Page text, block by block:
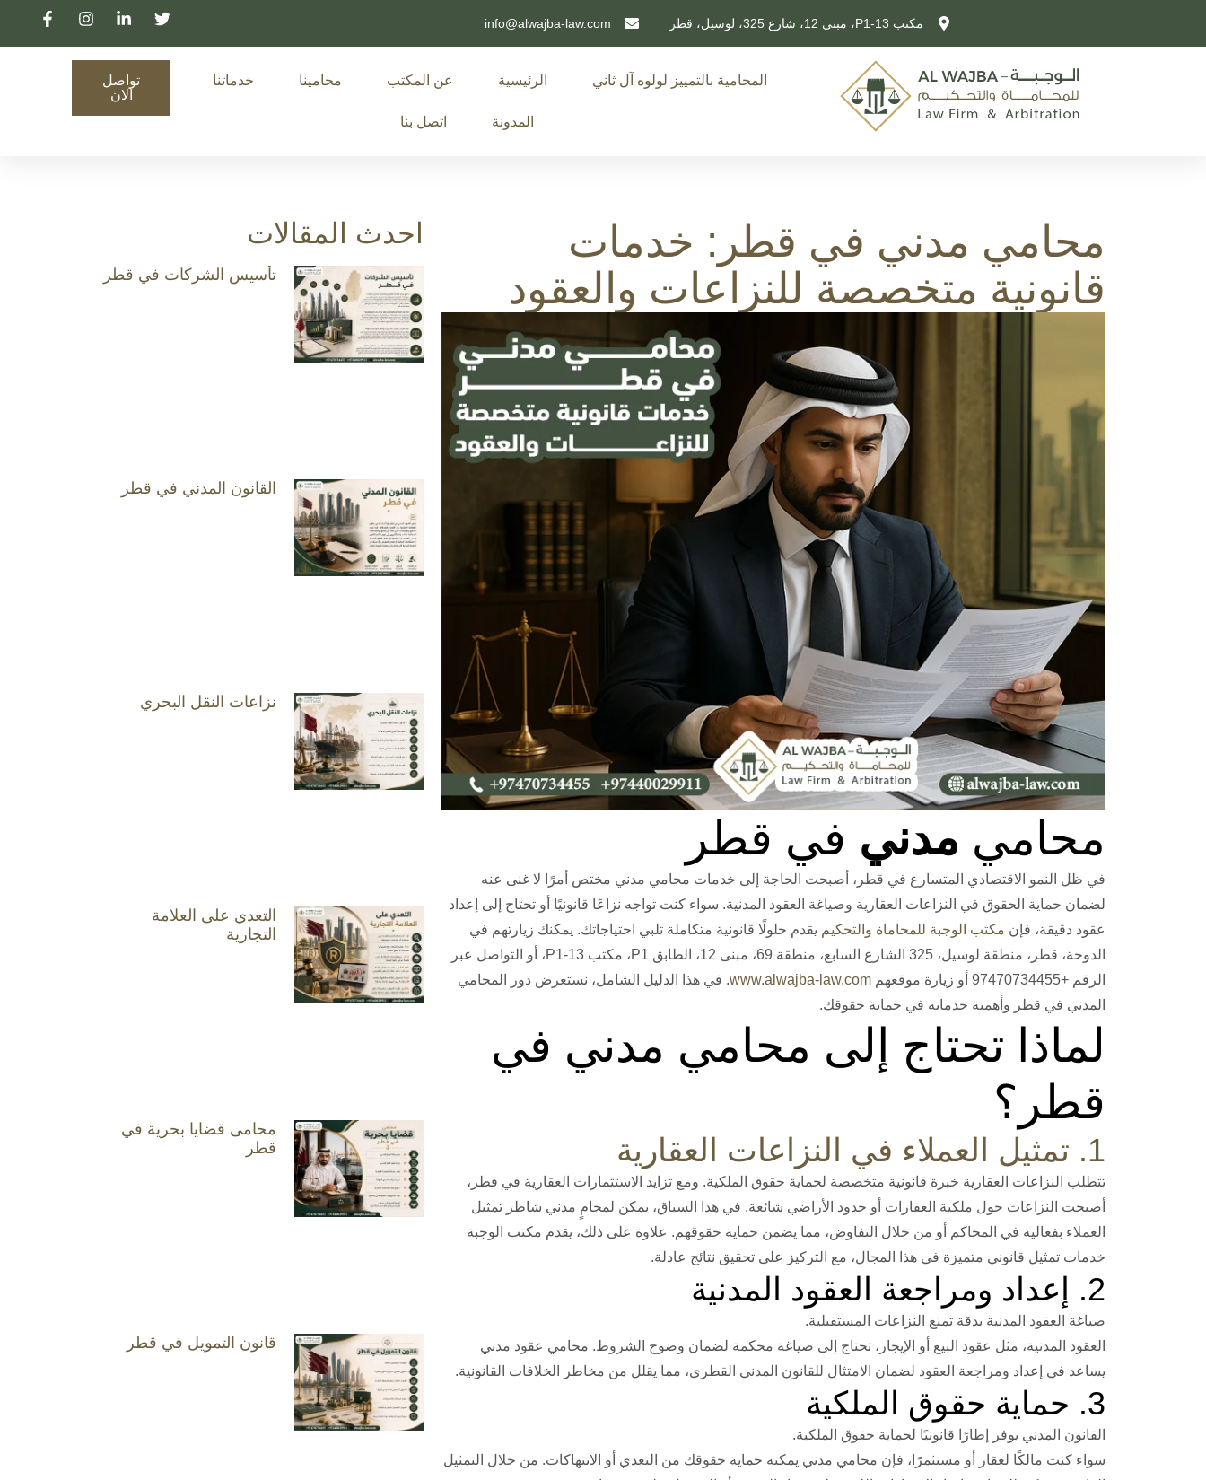
مكتب P1-13، مبنى 12، شارع 325، لوسيل، قطر info@alwajba-law.com
المحامية بالتمييز لولوه آل ثاني الرئيسية عن المكتب محامينا خدماتنا
المدونة اتصل بنا
تواصل
الان
محامي مدني في قطر: خدمات
قانونية متخصصة للنزاعات والعقود
محامي مدني في قطر
في ظل النمو الاقتصادي المتسارع في قطر، أصبحت الحاجة إلى خدمات محامي مدني مختص أمرًا لا غنى عنه
لضمان حماية الحقوق في النزاعات العقارية وصياغة العقود المدنية. سواء كنت تواجه نزاعًا قانونيًا أو تحتاج إلى إعداد
عقود دقيقة، فإن مكتب الوجبة للمحاماة والتحكيم يقدم حلولًا قانونية متكاملة تلبي احتياجاتك. يمكنك زيارتهم في
الدوحة، قطر، منطقة لوسيل، 325 الشارع السابع، منطقة 69، مبنى 12، الطابق P1، مكتب P1-13، أو التواصل عبر
الرقم +97470734455 أو زيارة موقعهم
www.alwajba-law.com. في هذا الدليل الشامل، نستعرض دور المحامي
المدني في قطر وأهمية خدماته في حماية حقوقك.
لماذا تحتاج إلى محامي مدني في
قطر؟
1. تمثيل العملاء في النزاعات العقارية
تتطلب النزاعات العقارية خبرة قانونية متخصصة لحماية حقوق الملكية. ومع تزايد الاستثمارات العقارية في قطر،
أصبحت النزاعات حول ملكية العقارات أو حدود الأراضي شائعة. في هذا السياق، يمكن لمحامٍ مدني شاطر تمثيل
العملاء بفعالية في المحاكم أو من خلال التفاوض، مما يضمن حماية حقوقهم. علاوة على ذلك، يقدم مكتب الوجبة
خدمات تمثيل قانوني متميزة في هذا المجال، مع التركيز على تحقيق نتائج عادلة.
2. إعداد ومراجعة العقود المدنية
صياغة العقود المدنية بدقة تمنع النزاعات المستقبلية.
العقود المدنية، مثل عقود البيع أو الإيجار، تحتاج إلى صياغة محكمة لضمان وضوح الشروط. محامي عقود مدني
يساعد في إعداد ومراجعة العقود لضمان الامتثال للقانون المدني القطري، مما يقلل من مخاطر الخلافات القانونية.
3. حماية حقوق الملكية
القانون المدني يوفر إطارًا قانونيًا لحماية حقوق الملكية.
سواء كنت مالكًا لعقار أو مستثمرًا، فإن محامي مدني يمكنه حماية حقوقك من التعدي أو الانتهاكات. من خلال التمثيل
احدث المقالات
تأسيس الشركات في قطر
القانون المدني في قطر
نزاعات النقل البحري
التعدي على العلامة
التجارية
محامى قضايا بحرية في
قطر
قانون التمويل في قطر